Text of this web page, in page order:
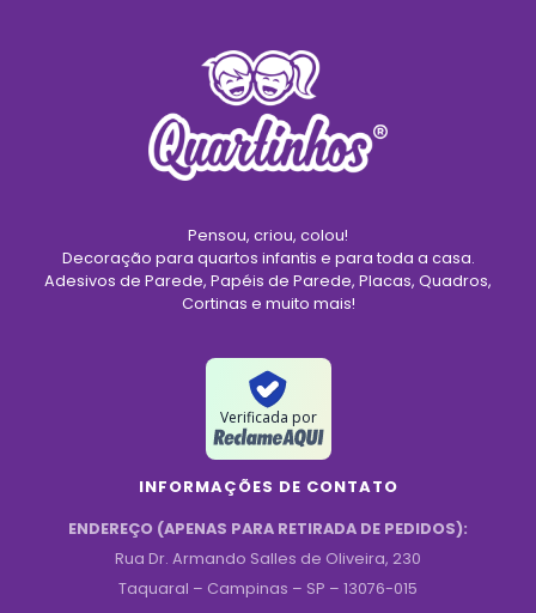
Pensou, criou, colou!
Decoração para quartos infantis e para toda a casa.
Adesivos de Parede, Papéis de Parede, Placas, Quadros,
Cortinas e muito mais!
Verificada por
INFORMAÇÕES DE CONTATO
ENDEREÇO (APENAS PARA RETIRADA DE PEDIDOS):
Rua Dr. Armando Salles de Oliveira, 230
Taquaral – Campinas – SP – 13076-015